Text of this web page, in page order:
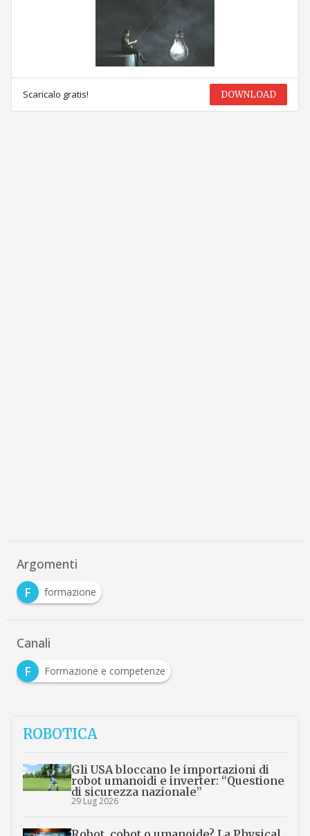
Scaricalo gratis! DOWNLOAD
Argomenti
F
formazione
Canali
F
Formazione e competenze
ROBOTICA
Gli USA bloccano le importazioni di
robot umanoidi e inverter: “Questione
di sicurezza nazionale”
29 Lug 2026